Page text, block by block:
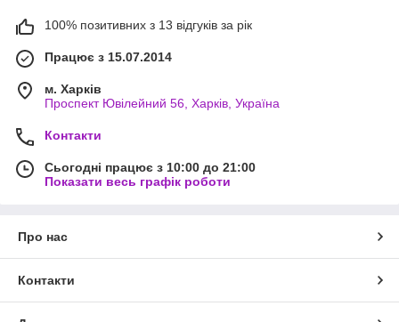
100% позитивних з 13 відгуків за рік
Працює з 15.07.2014
м. Харків
Проспект Ювілейний 56, Харків, Україна
Контакти
Сьогодні працює з 10:00 до 21:00
Показати весь графік роботи
Про нас
Контакти